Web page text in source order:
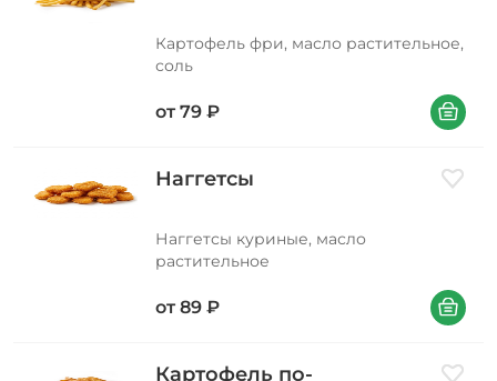
Картофель фри, масло растительное,
соль
от 79 ₽ В корзину
Наггетсы
Наггетсы куриные, масло
растительное
от 89 ₽ В корзину
Картофель по-